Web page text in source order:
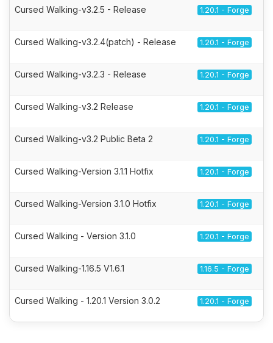
Cursed Walking-v3.2.5 - Release 1.20.1 - Forge
Cursed Walking-v3.2.4(patch) - Release 1.20.1 - Forge
Cursed Walking-v3.2.3 - Release 1.20.1 - Forge
Cursed Walking-v3.2 Release 1.20.1 - Forge
Cursed Walking-v3.2 Public Beta 2 1.20.1 - Forge
Cursed Walking-Version 3.1.1 Hotfix 1.20.1 - Forge
Cursed Walking-Version 3.1.0 Hotfix 1.20.1 - Forge
Cursed Walking - Version 3.1.0 1.20.1 - Forge
Cursed Walking-1.16.5 V1.6.1 1.16.5 - Forge
Cursed Walking - 1.20.1 Version 3.0.2 1.20.1 - Forge